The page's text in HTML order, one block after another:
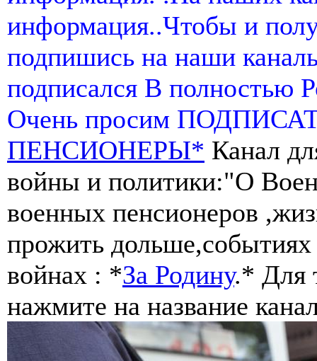
информация..Чтобы и
подпишись на наши
подписался В полностью
Очень просим
ПЕНСИОНЕРЫ* Канал
войны и политики:"О
военных пенсионеров
прожить
войнах : *За Родину.* Для
нажмите на название